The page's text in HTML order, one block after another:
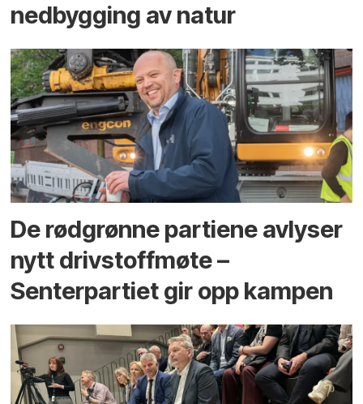
ned­bygging av natur
De rødgrønne partiene avlyser
nytt drivstoffmøte –
Senterpartiet gir opp kampen